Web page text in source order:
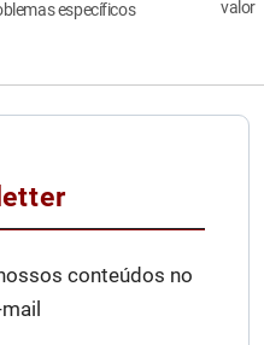
específicos
valor
conteúdos no